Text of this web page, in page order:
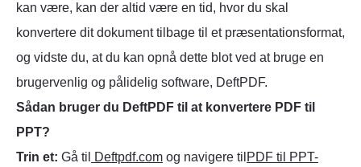
kan være, kan der altid være en tid, hvor du skal
konvertere dit dokument tilbage til et præsentationsformat,
og vidste du, at du kan opnå dette blot ved at bruge en
brugervenlig og pålidelig software, DeftPDF.
Sådan bruger du DeftPDF til at konvertere PDF til
PPT?
Trin et: Gå til Deftpdf.com og navigere til PDF til PPT-